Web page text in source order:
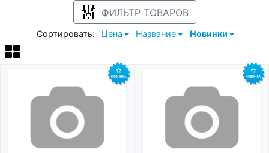
ФИЛЬТР ТОВАРОВ
Сортировать: Цена Название Новинки